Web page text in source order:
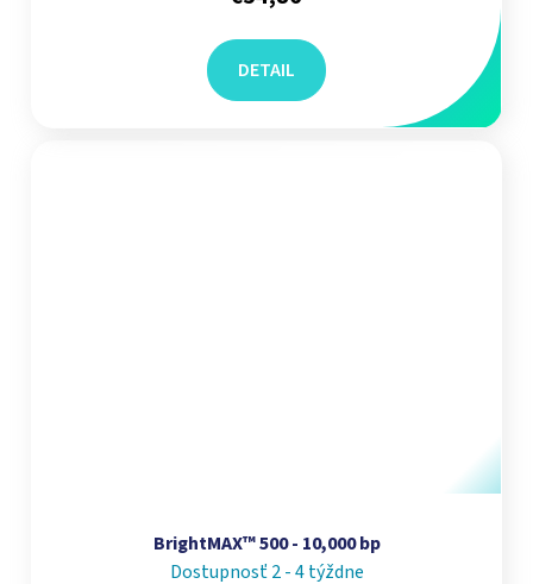
DETAIL
BrightMAX™ 500 - 10,000 bp
Dostupnosť 2 - 4 týždne